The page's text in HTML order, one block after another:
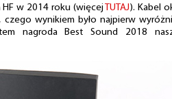
w 2014 roku (więcejTUTAJ). Kabel
wynikiem było najpierw
nagroda Best Sound 2018